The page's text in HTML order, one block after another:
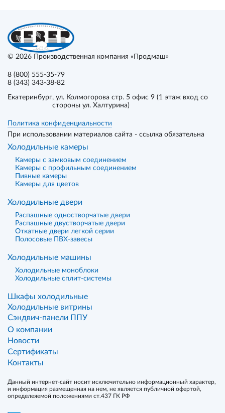
© 2026 Производственная компания «Продмаш»
8 (800) 555-35-79
8 (343) 343-38-82
Екатеринбург, ул. Колмогорова стр. 5 офис 9 (1 этаж вход со
стороны ул. Халтурина)
Политика конфиденциальности
При использовании материалов сайта - ссылка обязательна
Холодильные камеры
Камеры с замковым соединением
Камеры с профильным соединением
Пивные камеры
Камеры для цветов
Холодильные двери
Распашные одностворчатые двери
Распашные двустворчатые двери
Откатные двери легкой серии
Полосовые ПВХ-завесы
Холодильные машины
Холодильные моноблоки
Холодильные сплит-системы
Шкафы холодильные
Холодильные витрины
Сэндвич-панели ППУ
О компании
Новости
Сертификаты
Контакты
Данный интернет-сайт носит исключительно информационный характер,
и информация размещенная на нем, не является публичной офертой,
определеяемой положениями ст.437 ГК РФ